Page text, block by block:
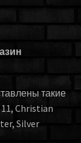
такие
Christian
Silver